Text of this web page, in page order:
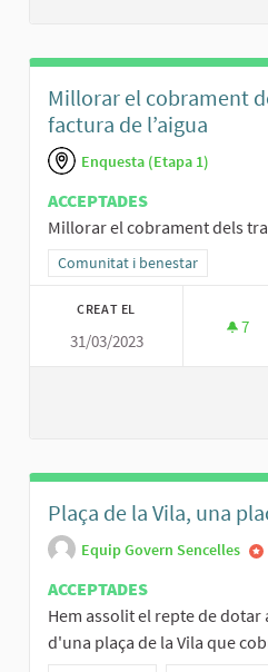
Millorar el cobrament
factura de l’aigua
Enquesta (Etapa 1)
ACCEPTADES
Millorar el cobrament dels
Resultats al filtrar per la
Comunitat i benestar
CREAT EL
31/03/2023
7
Plaça de la Vila, una
Equip Govern Sencelles
ACCEPTADES
Hem assolit el repte de dotar
d'una plaça de la Vila que